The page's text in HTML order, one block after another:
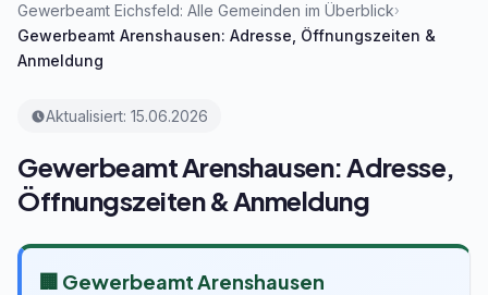
Gewerbeamt Eichsfeld: Alle Gemeinden im Überblick›
Gewerbeamt Arenshausen: Adresse, Öffnungszeiten &
Anmeldung
Aktualisiert: 15.06.2026
Gewerbeamt Arenshausen: Adresse,
Öffnungszeiten & Anmeldung
🏢 Gewerbeamt Arenshausen